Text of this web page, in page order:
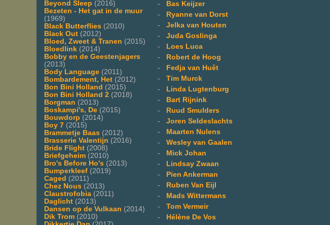
Beyond Sleep (2016)
Bezeten - Het gat in de muur
(1969)
Black Butterflies (2010)
Black Out (2012)
Bloed, Zweet & Tranen (2015)
Bloedlink (2014)
Bobby en de Geestenjagers
(2013)
Body Language (2011)
Bombardement, Het (2012)
Bon Bini Holland (2015)
Bon Bini Holland 2 (2018)
Borgman (2013)
Boskampi's, De (2015)
Bouwdorp (2014)
Boy 7 (2015)
Brammetje Baas (2012)
Brasserie Valentijn (2016)
Bride Flight (2008)
Briefgeheim (2010)
Bro's Before Ho's (2013)
Bumperkleef (2019)
Caged (2011)
Chez Nous (2013)
Claustrofobia (2011)
Daglicht (2013)
Dansen op de Vulkaan (2014)
Dik Trom (2010)
-
Bas Keijzer
-
Ryanne van Dorst
- Jelka van Houten
- Juda Goslinga
-
Loes Luca
-
Robert de Hoog
-
Fedja van Huêt
- Tim Murck
-
Linda Lugtenburg
-
Bart Rijnink
-
Ruud Smulders
- Joren Seldeslachts
-
Maarten Nulens
- Wesley van Gaalen
-
Mick Johan
-
Lindsay Zwaan
-
Pien Ankerman
-
Ruben Van Eijl
-
Mads Wittermans
- Tom Vermeir
-
Hélène De Vos